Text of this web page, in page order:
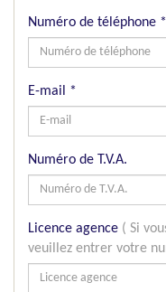
Numéro de téléphone *
E-mail *
Numéro de T.V.A.
Licence agence ( Si
veuillez entrer votre